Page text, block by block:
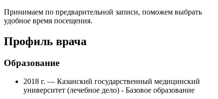
Принимаем по предварительной записи, поможем выбрать
удобное время посещения.
Профиль врача
Образование
2018 г. — Казанский государственный медицинский
университет (лечебное дело) - Базовое образование